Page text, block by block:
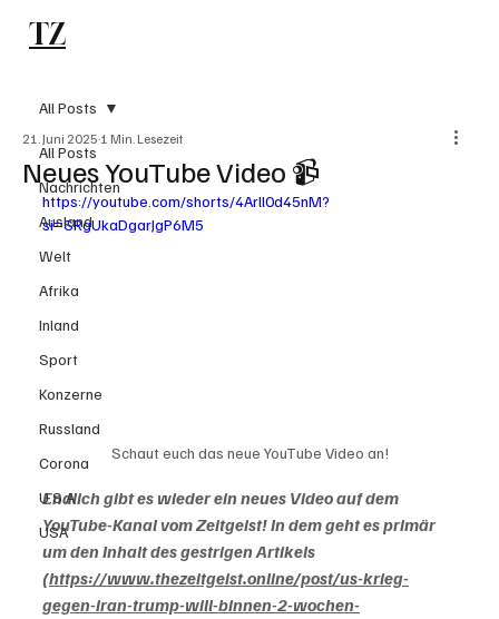
TZ
All Posts
Nachrichten
Ausland
Welt
Afrika
Inland
Sport
Konzerne
Russland
Corona
U.S.A
USA
All Posts
Neues YouTube Video 📹
21. Juni 2025 1 Min. Lesezeit
https://youtube.com/shorts/4Arll0d45nM?
si=SRgUkaDgarJgP6M5
Schaut euch das neue YouTube Video an!
Endlich gibt es wieder ein neues Video auf dem
YouTube-Kanal vom Zeitgeist! In dem geht es primär
um den Inhalt des gestrigen Artikels
(https://www.thezeitgeist.online/post/us-krieg-
gegen-iran-trump-will-binnen-2-wochen-